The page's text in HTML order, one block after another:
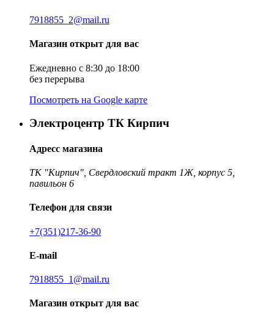
7918855_2@mail.ru
Магазин открыт для вас
Ежедневно с 8:30 до 18:00
без перерыва
Посмотреть на Google карте
Электроцентр ТК Кирпич
Адресс магазина
ТК "Кирпич", Свердловский тракт 1Ж, корпус 5,
павильон 6
Телефон для связи
+7(351)217-36-90
E-mail
7918855_1@mail.ru
Магазин открыт для вас